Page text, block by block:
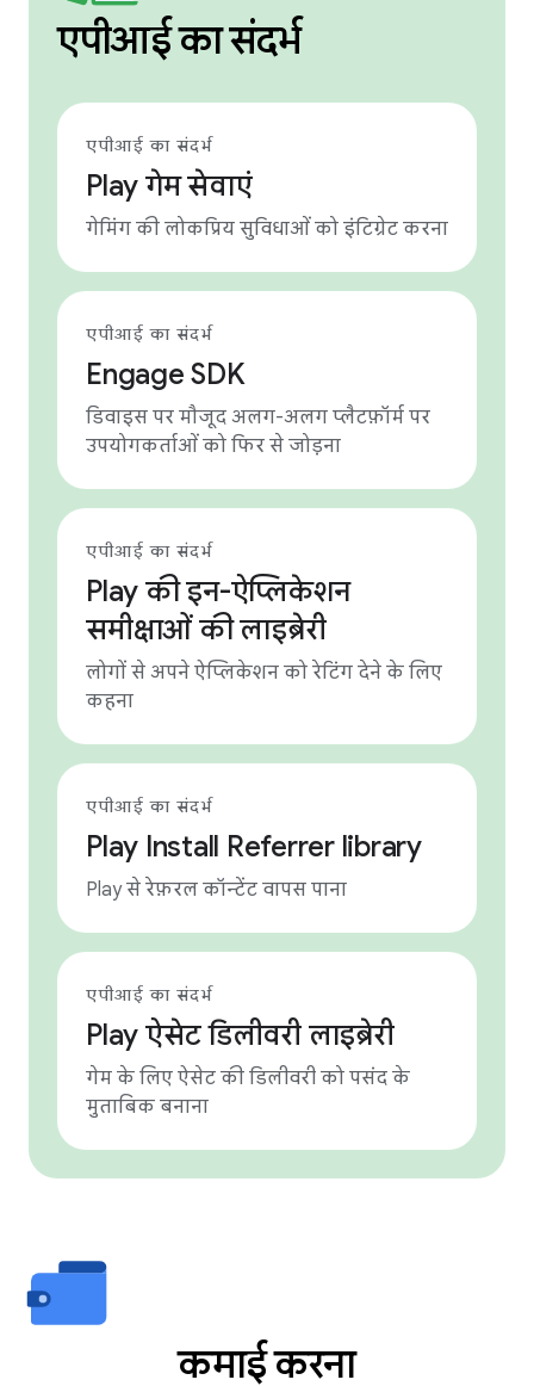
एपीआई का संदर्भ
एपीआई का संदर्भ
Play गेम सेवाएं
गेमिंग की लोकप्रिय सुविधाओं को इंटिग्रेट करना
एपीआई का संदर्भ
Engage SDK
डिवाइस पर मौजूद अलग-अलग प्लैटफ़ॉर्म पर
उपयोगकर्ताओं को फिर से जोड़ना
एपीआई का संदर्भ
Play की इन-ऐप्लिकेशन
समीक्षाओं की लाइब्रेरी
लोगों से अपने ऐप्लिकेशन को रेटिंग देने के लिए
कहना
एपीआई का संदर्भ
Play Install Referrer library
Play से रेफ़रल कॉन्टेंट वापस पाना
एपीआई का संदर्भ
Play ऐसेट डिलीवरी लाइब्रेरी
गेम के लिए ऐसेट की डिलीवरी को पसंद के
मुताबिक बनाना
कमाई करना